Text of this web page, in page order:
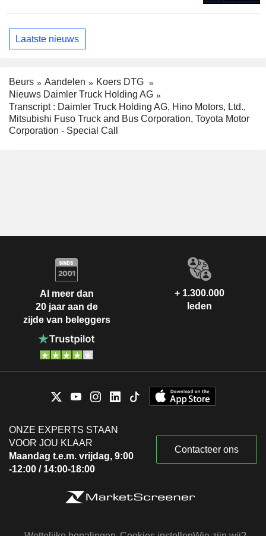
Laatste nieuws
Beurs Aandelen
Koers DTG
Nieuws Daimler Truck Holding AG
Transcript : Daimler Truck Holding AG, Hino Motors, Ltd.,
Mitsubishi Fuso Truck and Bus Corporation, Toyota Motor
Corporation - Special Call
Al meer dan
20 jaar aan de
zijde van beleggers
+ 1.300.000
leden
ONZE EXPERTS STAAN
VOOR JOU KLAAR
Maandag t.e.m. vrijdag, 9:00
-12:00 / 14:00-18:00
Contacteer ons